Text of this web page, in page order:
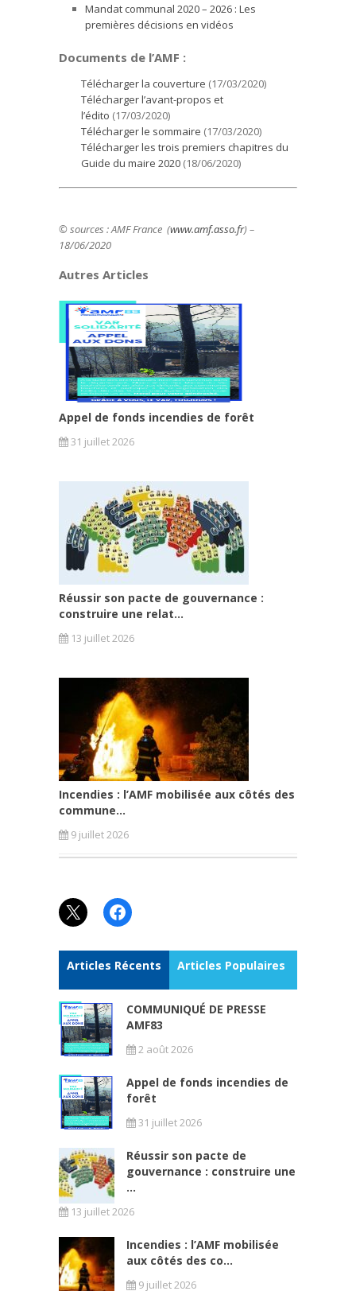
Mandat communal 2020 – 2026 : Les
premières décisions en vidéos
Documents de l’AMF :
Télécharger la couverture (17/03/2020)
Télécharger l’avant-propos et
l’édito (17/03/2020)
Télécharger le sommaire (17/03/2020)
Télécharger les trois premiers chapitres du
Guide du maire 2020(18/06/2020)
© sources : AMF France (www.amf.asso.fr) –
18/06/2020
Autres Articles
Appel de fonds incendies de forêt
31 juillet 2026
Réussir son pacte de gouvernance :
construire une relat...
13 juillet 2026
Incendies : l’AMF mobilisée aux côtés des
commune...
9 juillet 2026
X Facebook
Articles Récents Articles Populaires
COMMUNIQUÉ DE PRESSE
AMF83
2 août 2026
Appel de fonds incendies de
forêt
31 juillet 2026
Réussir son pacte de
gouvernance : construire une
...
13 juillet 2026
Incendies : l’AMF mobilisée
aux côtés des co...
9 juillet 2026